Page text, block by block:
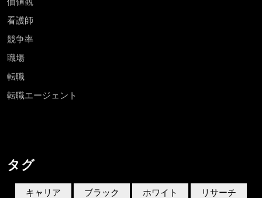
看護師
競争率
職場
転職
転職エージェント
タグ
キャリア ブラック ホワイト リサーチ